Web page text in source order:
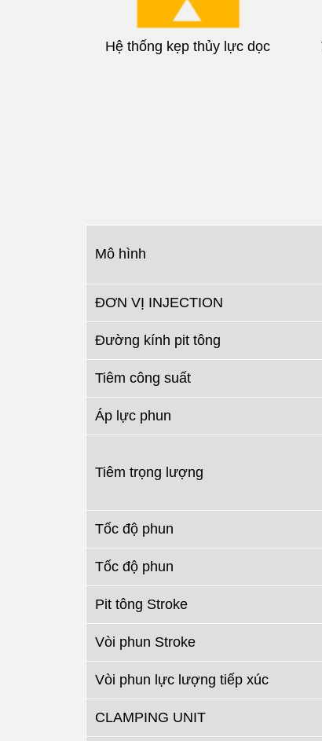
Hệ thống kẹp thủy lực dọc
Mô hình
ĐƠN VỊ INJECTION
Đường kính pit tông
Tiêm công suất
Áp lực phun
Tiêm trọng lượng
Tốc độ phun
Tốc độ phun
Pit tông Stroke
Vòi phun Stroke
Vòi phun lực lượng tiếp xúc
CLAMPING UNIT